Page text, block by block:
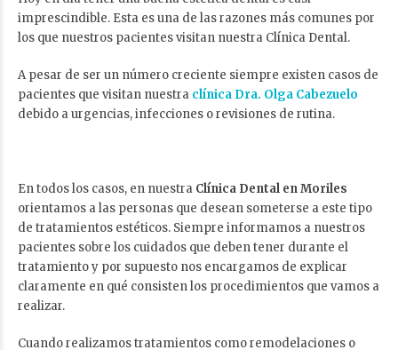
imprescindible. Esta es una de las razones más comunes por
los que nuestros pacientes visitan nuestra Clínica Dental.
A pesar de ser un número creciente siempre existen casos de
pacientes que visitan nuestra clínica Dra. Olga Cabezuelo
debido a urgencias, infecciones o revisiones de rutina.
En todos los casos, en nuestra Clínica Dental en Moriles
orientamos a las personas que desean someterse a este tipo
de tratamientos estéticos. Siempre informamos a nuestros
pacientes sobre los cuidados que deben tener durante el
tratamiento y por supuesto nos encargamos de explicar
claramente en qué consisten los procedimientos que vamos a
realizar.
Cuando realizamos tratamientos como remodelaciones o